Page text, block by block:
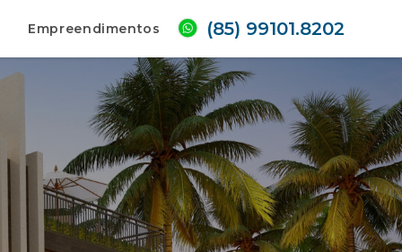
Empreendimentos (85) 99101.8202